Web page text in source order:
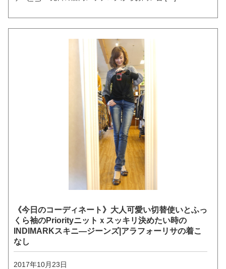
《今日のコーディネート》大人可愛い切替使いとふっ
くら袖のPriorityニットｘスッキリ決めたい時の
INDIMARKスキニ―ジーンズ|アラフォーリサの着こ
なし
2017年10月23日